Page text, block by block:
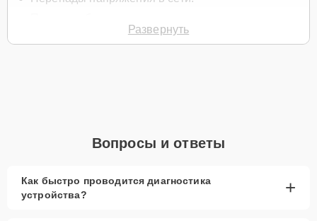
Износ компонентов блока.
записи на диагностику или ремонт.
сервиса
Развернуть
Вопросы и ответы
Как быстро проводится диагностика
устройства?
+